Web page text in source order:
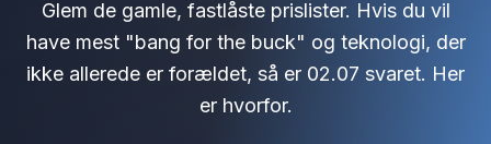
Glem de gamle, fastlåste prislister. Hvis du vil
have mest "bang for the buck" og teknologi, der
ikke allerede er forældet, så er 02.07 svaret. Her
er hvorfor.